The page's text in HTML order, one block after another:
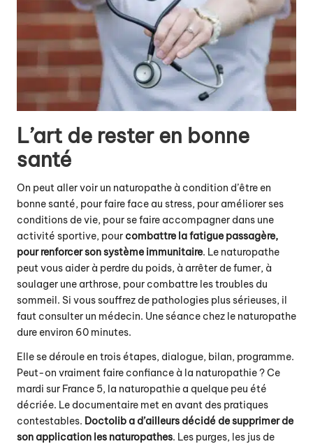
L’art de rester en bonne
santé
On peut aller voir un naturopathe à condition d’être en
bonne santé, pour faire face au stress, pour améliorer ses
conditions de vie, pour se faire accompagner dans une
activité sportive, pourcombattre la fatigue passagère,
pour renforcer son système immunitaire. Le naturopathe
peut vous aider à perdre du poids, à arrêter de fumer, à
soulager une arthrose, pour combattre les troubles du
sommeil. Si vous souffrez de pathologies plus sérieuses, il
faut consulter un médecin. Une séance chez le naturopathe
dure environ 60 minutes.
Elle se déroule en trois étapes, dialogue, bilan, programme.
Peut-on vraiment faire confiance à la naturopathie ? Ce
mardi sur France 5, la naturopathie a quelque peu été
décriée. Le documentaire met en avant des pratiques
contestables. Doctolib a d’ailleurs décidé de supprimer de
son application les naturopathes. Les purges, les jus de